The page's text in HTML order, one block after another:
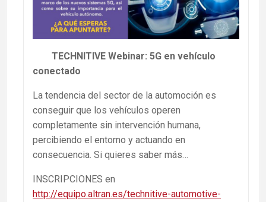
TECHNITIVE Webinar: 5G en vehículo
conectado
La tendencia del sector de la automoción es
conseguir que los vehículos operen
completamente sin intervención humana,
percibiendo el entorno y actuando en
consecuencia. Si quieres saber más…
INSCRIPCIONES en
http://equipo.altran.es/technitive-automotive-